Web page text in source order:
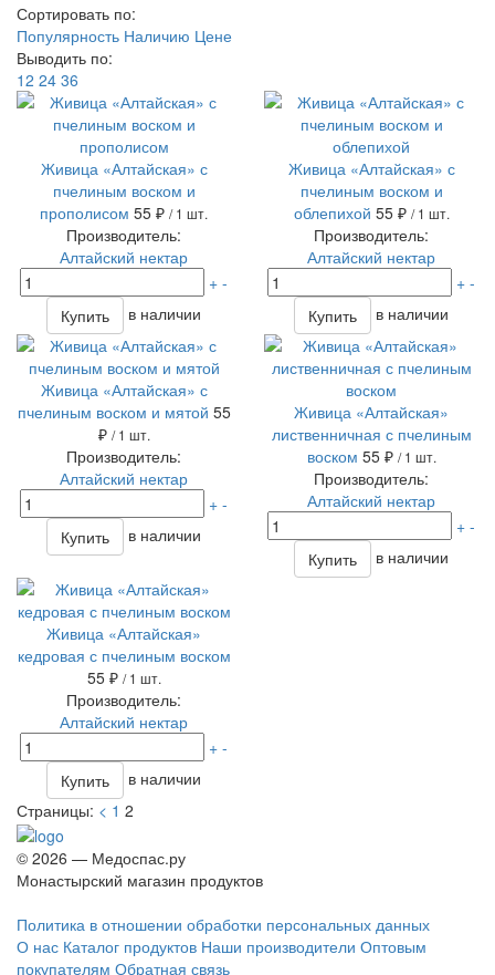
Сортировать по:
Популярность Наличию Цене
Выводить по:
12 24 36
Живица «Алтайская» с
пчелиным воском и
прополисом 55 ₽ / 1 шт.
Производитель:
Алтайский нектар
+ -
Купить
в наличии
Живица «Алтайская» с
пчелиным воском и
облепихой 55 ₽ / 1 шт.
Производитель:
Алтайский нектар
+ -
Купить
в наличии
Живица «Алтайская» с
пчелиным воском и мятой 55
₽ / 1 шт.
Производитель:
Алтайский нектар
+ -
Купить
в наличии
Живица «Алтайская»
лиственничная с пчелиным
воском 55 ₽ / 1 шт.
Производитель:
Алтайский нектар
+ -
Купить
в наличии
Живица «Алтайская»
кедровая с пчелиным воском
55 ₽ / 1 шт.
Производитель:
Алтайский нектар
+ -
Купить
в наличии
Страницы: < 1 2
© 2026 — Медоспас.ру
Монастырский магазин продуктов
Политика в отношении обработки персональных данных
О нас Каталог продуктов Наши производители Оптовым
покупателям Обратная связь